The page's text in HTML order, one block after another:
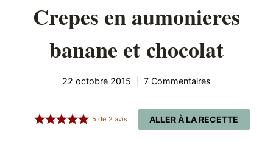
Crepes en aumonieres
banane et chocolat
22 octobre 2015 7 Commentaires
ALLER À LA RECETTE
5 de2 avis